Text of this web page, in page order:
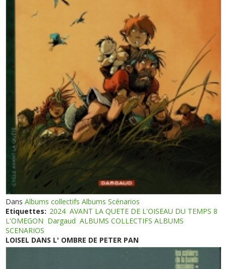
DansAlbums collectifs Albums Scénarios
Etiquettes: 2024 AVANT LA QUETE DE L'OISEAU DU TEMPS 8
L'OMEGON Dargaud ALBUMS COLLECTIFS ALBUMS
SCENARIOS
LOISEL DANS L' OMBRE DE PETER PAN